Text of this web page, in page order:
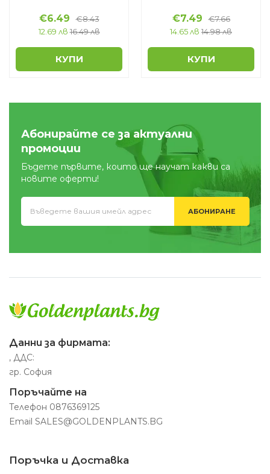
€6.49 €8.43
12.69 лв 16.49 лв
КУПИ
€7.49 €7.66
14.65 лв 14.98 лв
КУПИ
Абонирайте се за актуални
промоции
Бъдете първите, които ще научат какви са
новите оферти!
АБОНИРАНЕ
Данни за фирмата:
, ДДС:
гр. София
Поръчайте на
Телефон 0876369125
Email SALES@GOLDENPLANTS.BG
Поръчка и Доставка